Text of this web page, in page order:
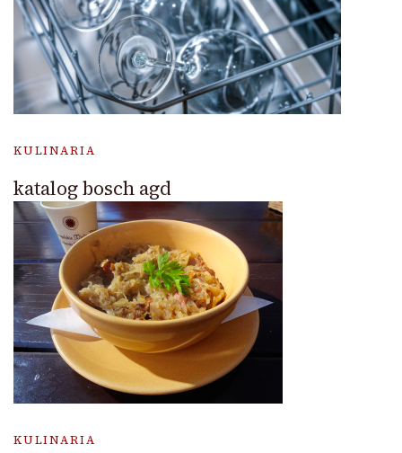
KULINARIA
katalog bosch agd
KULINARIA